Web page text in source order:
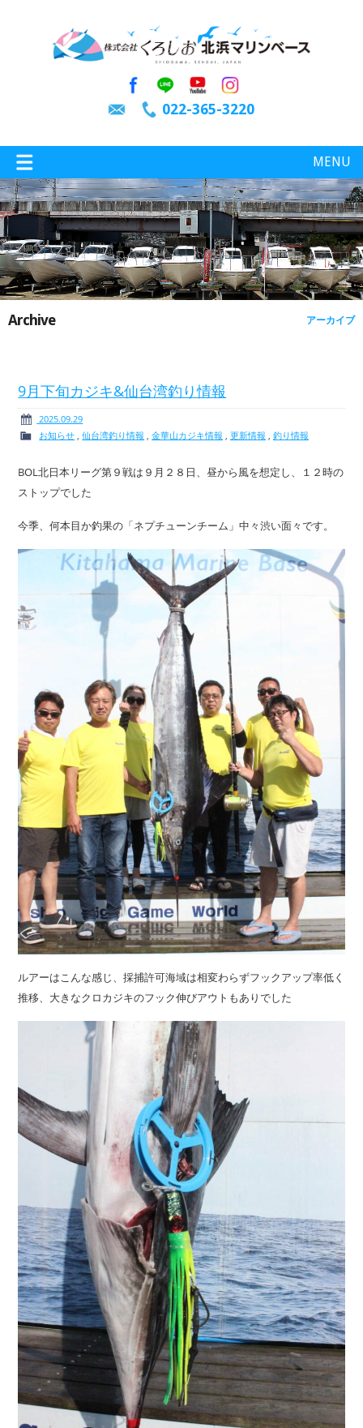
022-365-3220
MENU
特選情報 釣り情報
ボート免許 レンタルボート
サービス案内 イベント情報
新艇・展示艇情報
求人情報 会社概要
Archive アーカイブ
9月下旬カジキ&仙台湾釣り情報
2025.09.29
お知らせ ,仙台湾釣り情報 ,金華山カジキ情報 ,更新情報 釣り情報
BOL北日本リーグ第９戦は９月２８日、昼から風を想定し、１２時の
ストップでした
今季、何本目か釣果の「ネプチューンチーム」中々渋い面々です。
ルアーはこんな感じ、採捕許可海域は相変わらずフックアップ率低く
推移、大きなクロカジキのフック伸びアウトもありでした